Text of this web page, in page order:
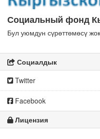
Социальный фонд
Бул уюмдун сүрөттөмөсү жок
Социалдык
Twitter
Facebook
Лицензия